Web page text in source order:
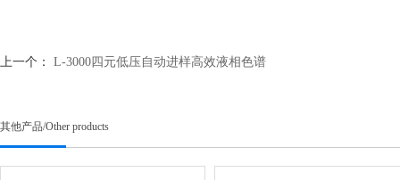
上一个： L-3000四元低压自动进样高效液相色谱
其他产品/Other products